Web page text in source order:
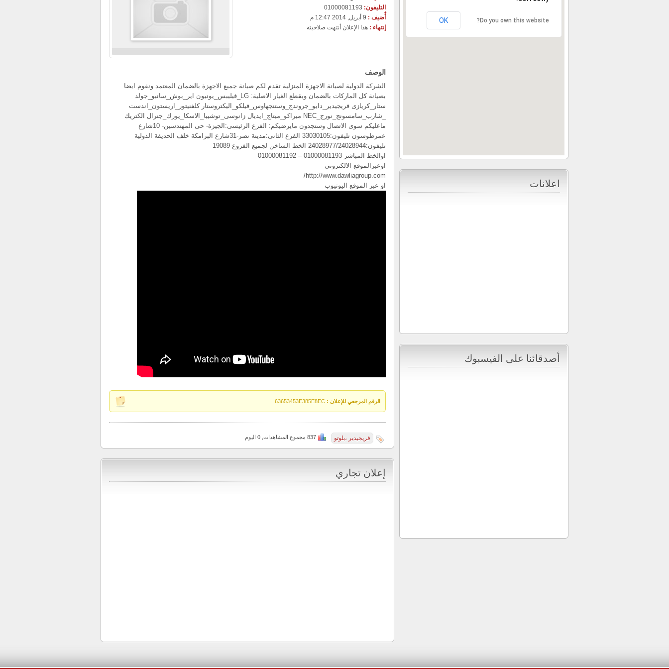
التليفون:
أٌضيف :
إنتهاء : هذا الإعلان أنتهت صلاحيته
الوصف
الشركة الدولية لصيانة الاجهزة المنزلية تقدم لكم صيانة جميع الاجهزة بالضمان المعتمد ونقوم ايضا
بصيانة كل الماركات بالضمان وبقطع الغيار الاصلية: LG_فيليبس_يونيون اير_بوش_سانيو_جولد
ستار_كريازى فريجيدير_دايو_جروندج_وستنجهاوس_فيلكو_اليكتروستار كلفنيتور_اريستون_اندست
_شارب_سامسونج_نورج_NEC ميراكو_ميتاج_ايديال زانوسى_توشيبا_الاسكا_يورك_جنرال الكتريك
ماعليكم سوى الاتصال وستجدون مايرضيكم: الفرع الرئيسى:الجيزة- حى المهندسين- 10شارع
عمرطوسون تليفون:33030105 الفرع الثانى:مدينة نصر-31شارع البرامكة خلف الحديقة الدولية
تليفون:24028977/24028944 الخط الساخن لجميع الفروع 19089
اوالخط المباشر 01000081193 – 01000081192
اوعبرالموقع الالكترونى
http://www.dawliagroup.com/
او عبر الموقع اليوتيوب
الرقم المرجعي للإعلان :
فريجيدير ،بلوتو 837 مجموع المشاهدات, 0 اليوم
إعلان تجاري
Do you own this website?
OK
اعلانات
أصدقائنا على الفيسبوك